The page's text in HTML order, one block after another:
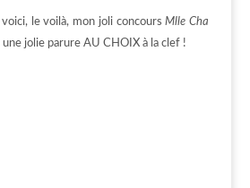
voici, le voilà, mon joli concoursMlle Cha
une jolie parure AU CHOIX à la clef !